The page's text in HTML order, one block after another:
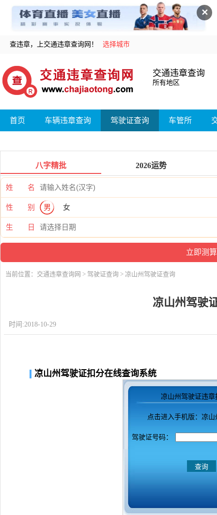
✕
查违章，上交通违章查询网！ 选择城市
交通违章查询
所有地区
首页 车辆违章查询 驾驶证查询 车管所
八字精批 2026运势
姓 名
性 别 男 女
生 日
当前位置： 交通违章查询网 > 驾驶证查询 > 凉山州驾驶证查询
凉山州驾驶
时间:2018-10-29
凉山州驾驶证扣分在线查询系统
凉山州驾驶证违章
点击进入手机版：凉
驾驶证号码：